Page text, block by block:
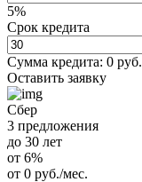
5%
Срок кредита
Сумма кредита: 0 руб.
Оставить заявку
Сбер
3 предложения
до 30 лет
от 6%
от 0 руб./мес.